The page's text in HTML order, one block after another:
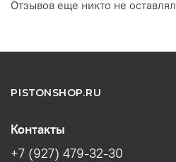
Отзывов еще никто не оставлял
PISTONSHOP.RU
Контакты
+7 (927) 479-32-30